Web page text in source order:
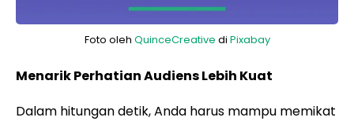
Foto oleh QuinceCreative di Pixabay
Menarik Perhatian Audiens Lebih Kuat
Dalam hitungan detik, Anda harus mampu memikat